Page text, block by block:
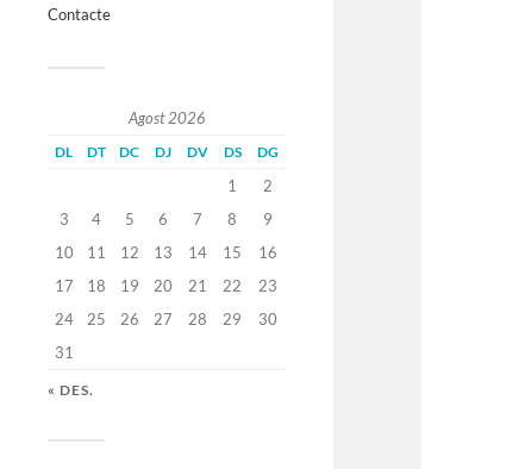
Contacte
Agost 2026
DL DT DC DJ DV DS DG
1
2
3
4 5 6 7 8
9
10
11 12 13 14 15
16
17
18 19 20 21 22
23
24
25 26 27 28 29
30
31
« DES.